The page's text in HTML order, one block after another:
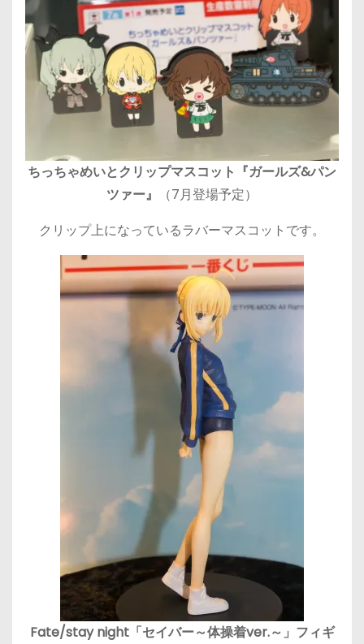
ちっちゃめいとクリップマスコット『ガールズ&パン
ツァー』
（7月登場予定）
クリップ上になっているラバーマスコットです。
Fate/stay night「セイバー～体操着ver.～」フィギ